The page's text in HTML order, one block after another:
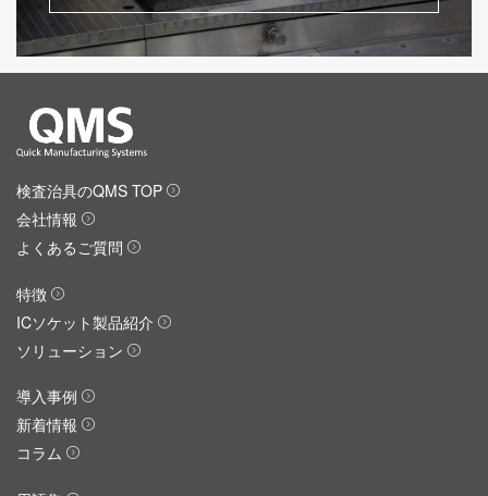
検査治具のQMS TOP
会社情報
よくあるご質問
特徴
ICソケット製品紹介
ソリューション
導入事例
新着情報
コラム